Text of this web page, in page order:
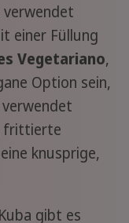
einer Füllung
Vegetariano,
Option sein,
frittierte
knusprige,
gibt es